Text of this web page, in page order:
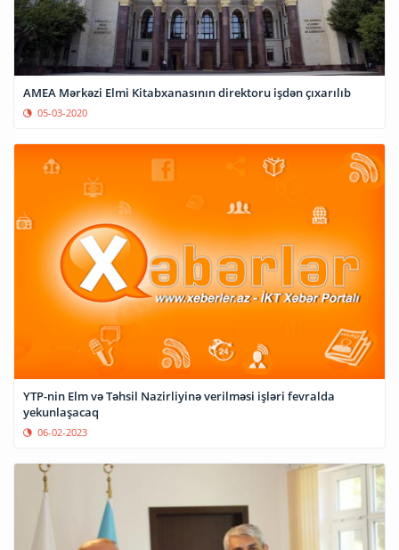
AMEA Mərkəzi Elmi Kitabxanasının direktoru işdən çıxarılıb
05-03-2020
YTP-nin Elm və Təhsil Nazirliyinə verilməsi işləri fevralda
yekunlaşacaq
06-02-2023